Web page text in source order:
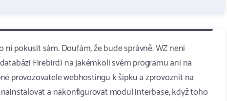
pokusit sám. Doufám, že bude správně. WZ není
Firebird) na jakémkoli svém programu ani na
provozovatele webhostingu k šípku a zprovoznit na
a nakonfigurovat modul interbase, když toho